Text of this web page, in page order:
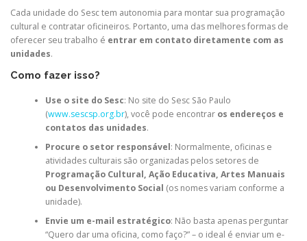
Cada unidade do Sesc tem autonomia para montar sua programação
cultural e contratar oficineiros. Portanto, uma das melhores formas de
oferecer seu trabalho é entrar em contato diretamente com as
unidades.
Como fazer isso?
Use o site do Sesc: No site do Sesc São Paulo
(www.sescsp.org.br), você pode encontrar os endereços e
contatos das unidades.
Procure o setor responsável: Normalmente, oficinas e
atividades culturais são organizadas pelos setores de
Programação Cultural, Ação Educativa, Artes Manuais
ou Desenvolvimento Social (os nomes variam conforme a
unidade).
Envie um e-mail estratégico: Não basta apenas perguntar
“Quero dar uma oficina, como faço?” – o ideal é enviar um e-